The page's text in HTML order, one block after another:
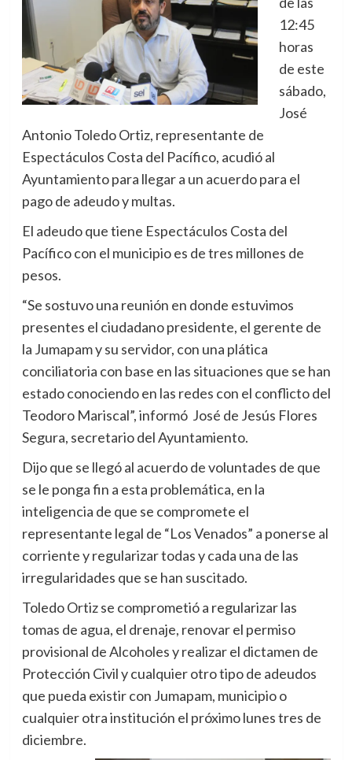
12:45
horas
de este
sábado,
José
Antonio Toledo Ortiz, representante de
Espectáculos Costa del Pacífico, acudió al
Ayuntamiento para llegar a un acuerdo para el
pago de adeudo y multas.
El adeudo que tiene Espectáculos Costa del
Pacífico con el municipio es de tres millones de
pesos.
“Se sostuvo una reunión en donde estuvimos
presentes el ciudadano presidente, el gerente de
la Jumapam y su servidor, con una plática
conciliatoria con base en las situaciones que se han
estado conociendo en las redes con el conflicto del
Teodoro Mariscal”, informó José de Jesús Flores
Segura, secretario del Ayuntamiento.
Dijo que se llegó al acuerdo de voluntades de que
se le ponga fin a esta problemática, en la
inteligencia de que se compromete el
representante legal de “Los Venados” a ponerse al
corriente y regularizar todas y cada una de las
irregularidades que se han suscitado.
Toledo Ortiz se comprometió a regularizar las
tomas de agua, el drenaje, renovar el permiso
provisional de Alcoholes y realizar el dictamen de
Protección Civil y cualquier otro tipo de adeudos
que pueda existir con Jumapam, municipio o
cualquier otra institución el próximo lunes tres de
diciembre.